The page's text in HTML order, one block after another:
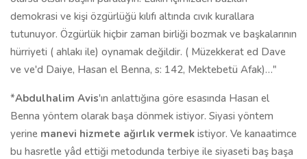
demokrasi ve kişi özgürlüğü kılıfı altında cıvık kurallara
tutunuyor. Özgürlük hiçbir zaman birliği bozmak ve başkalarının
hürriyeti ( ahlakı ile) oynamak değildir. ( Müzekkerat ed Dave
ve ve'd Daiye, Hasan el Benna, s: 142, Mektebetü Afak)…"
*Abdulhalim Avis'ın anlattığına göre esasında Hasan el
Benna yöntem olarak başa dönmek istiyor. Siyasi yöntem
yerine manevi hizmete ağırlık vermek istiyor. Ve kanaatimce
bu hasretle yâd ettiği metodunda terbiye ile siyaseti baş başa